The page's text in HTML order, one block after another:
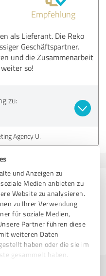
und Anzeigen zu
Medien anbieten zu
Website zu analysieren.
zu Ihrer Verwendung
für soziale Medien,
Partner führen diese
weiteren Daten
haben oder die sie im
gesammelt haben.
Empfehlung
als Lieferant. Die Reko
Geschäftspartner.
und die Zusammenarbeit
so!
zu:
Agency U.
5